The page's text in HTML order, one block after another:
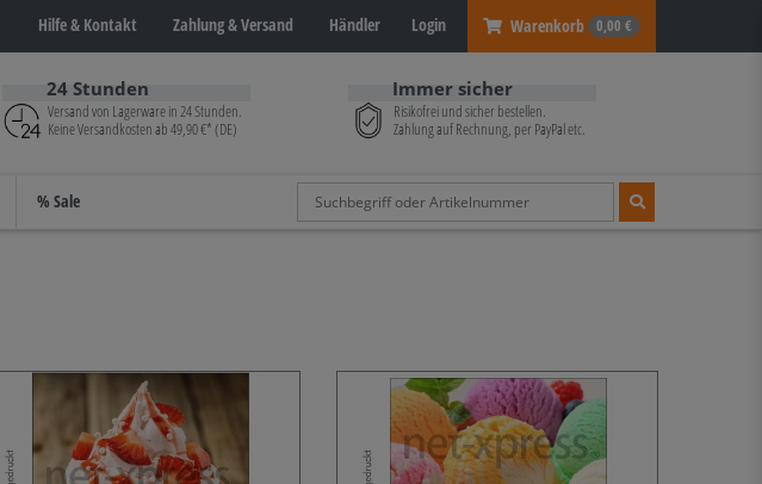
Hilfe & Kontakt Zahlung & Versand Händler Login Warenkorb 0,00 €
24 Stunden
Versand von Lagerware in 24 Stunden.
Keine Versandkosten ab 49,90 €* (DE)
Immer sicher
Risikofrei und sicher bestellen.
Zahlung auf Rechnung, per PayPal etc.
% Sale